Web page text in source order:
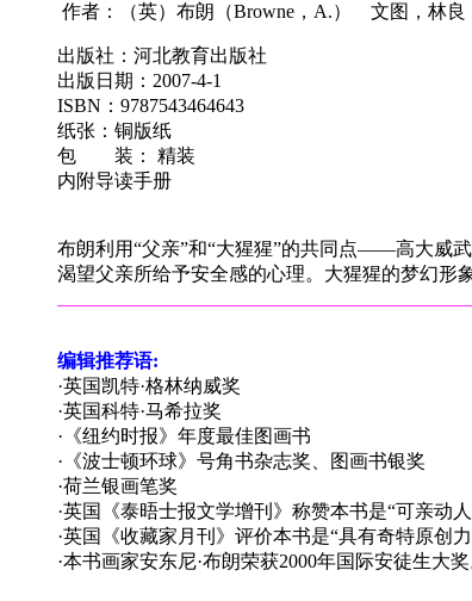
作者：（英）布朗（Browne，A.） 文图，林
出版社：河北教育出版社
出版日期：2007-4-1
ISBN：9787543464643
纸张：铜版纸
包 装： 精装
内附导读手册
布朗利用“父亲”和“大猩猩”的共同点——高大威
渴望父亲所给予安全感的心理。大猩猩的梦幻形
编辑推荐语:
·英国凯特·格林纳威奖
·英国科特·马希拉奖
·《纽约时报》年度最佳图画书
·《波士顿环球》号角书杂志奖、图画书银奖
·荷兰银画笔奖
·英国《泰晤士报文学增刊》称赞本书是“可亲
·英国《收藏家月刊》评价本书是“具有奇特原
·本书画家安东尼·布朗荣获2000年国际安徒生大奖